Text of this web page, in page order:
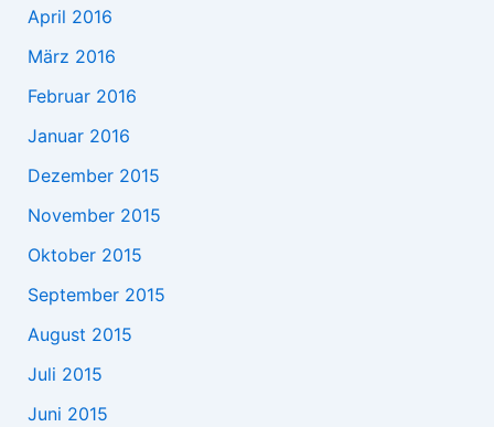
April 2016
März 2016
Februar 2016
Januar 2016
Dezember 2015
November 2015
Oktober 2015
September 2015
August 2015
Juli 2015
Juni 2015